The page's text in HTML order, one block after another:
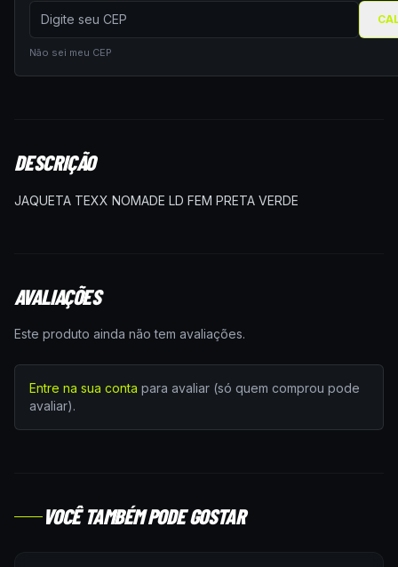
Não sei meu CEP
DESCRIÇÃO
JAQUETA TEXX NOMADE LD FEM PRETA VERDE
AVALIAÇÕES
Este produto ainda não tem avaliações.
Entre na sua conta para avaliar (só quem comprou pode
avaliar).
VOCÊ TAMBÉM PODE GOSTAR